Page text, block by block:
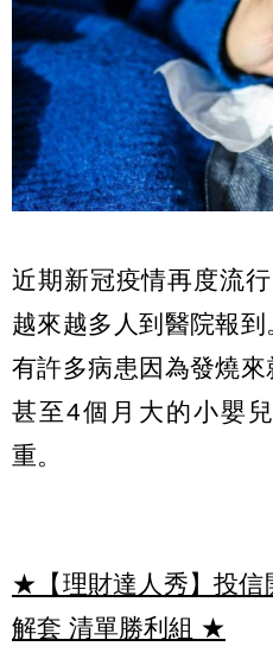
近期新冠疫情再度流
越來越多人到醫院報
有許多病患因為發燒來
甚至4個月大的小嬰
重。
★【理財達人秀】投信
解套 清單勝利組 ★